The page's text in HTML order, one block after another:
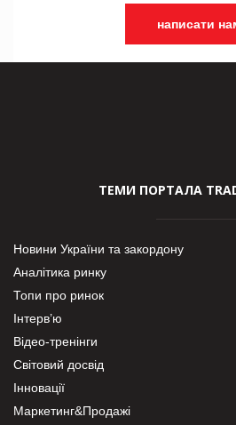
написати
ТЕМИ ПОРТАЛА
Новини України та закордону
Аналітика ринку
Топи про ринок
Інтерв’ю
Відео-тренінги
Світовий досвід
Інновації
Маркетинг&Продажі